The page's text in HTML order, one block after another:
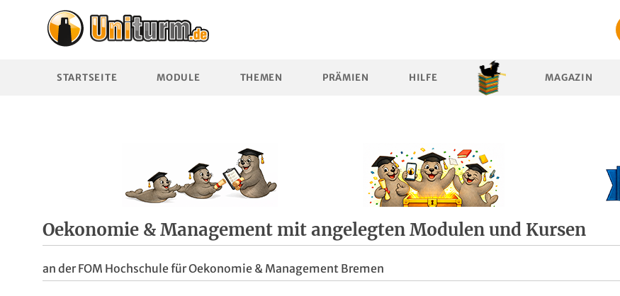
STARTSEITE MODULE THEMEN PRÄMIEN HILFE MAGAZIN
Oekonomie & Management mit angelegten Modulen und Kursen
an der FOM Hochschule für Oekonomie & Management Bremen